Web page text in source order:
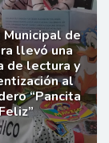
Municipal de
llevó una
de lectura y
al
“Pancita